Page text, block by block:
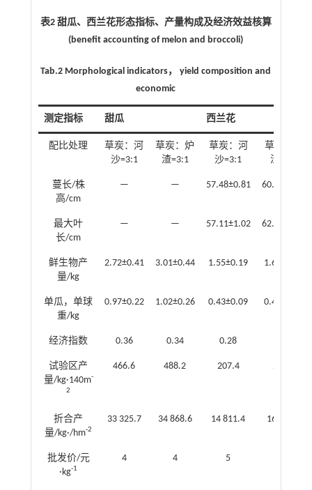
表2 甜瓜、西兰花形态指标、产量构成及经济效益核算
(benefit accounting of melon and broccoli)
Tab.2 Morphological indicators， yield composition and
economic
测定指标 甜瓜 西兰花
配比处理
草炭：河
沙=3:1
草炭：炉
渣=3:1
草炭：河
沙=3:1
草炭：炉
渣=3:1
蔓长/株
高/cm
— — 57.48±0.81 60.02±0.95
最大叶
长/cm
— — 57.11±1.02 62.23±1.32
鲜生物产
量/kg
2.72±0.41 3.01±0.44 1.55±0.19 1.66±0.31
单瓜，单球
重/kg
0.97±0.22 1.02±0.26 0.43±0.09 0.49±0.11
经济指数 0.36 0.34 0.28
试验区产
量/kg·140m-
2
466.6 488.2 207.4 233.3
折合产
量/kg·/hm-2
33 325.7 34 868.6 14 811.4 16 662.8
批发价/元
·kg-1
4 4 5